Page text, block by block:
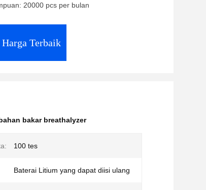
20000 pcs per bulan
Terbaik
bakar breathalyzer
100 tes
Baterai Litium yang dapat diisi ulang